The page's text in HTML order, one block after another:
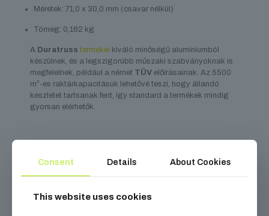
Méretek: 71,0 x 30,0 mm (csavar nélkül)
Tömeg: 0,162 kg
A Duratruss termékei kiváló minőségű alumíniumból
készülnek, és a legszigorúbb műszaki szabványoknak is
megfelelnek, például a német TÜVelőírásainak. Az 5500
m²-es raktárkapacitásuk lehetővé teszi, hogy állandó
készletet tartsanak fent, így standard a termékek mindig
gyorsan elérhetők.
Kapcsolódótermékek
Consent Details About Cookies
This website uses cookies